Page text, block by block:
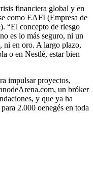
financiera global y en
como EAFI (Empresa de
“El concepto de riesgo
es lo más seguro, ni un
ni en oro. A largo plazo,
o en Nestlé, estar bien
impulsar proyectos,
un bróker
y que ya ha
2.000 oenegés en toda